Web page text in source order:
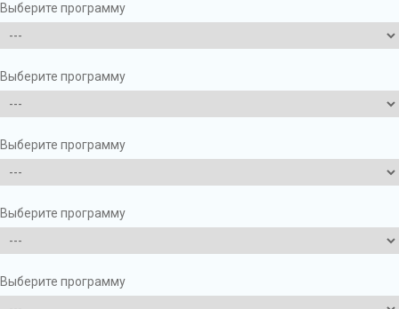
Выберите программу
Выберите программу
Выберите программу
Выберите программу
Выберите программу